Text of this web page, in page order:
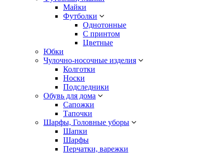
Майки
Футболки
Однотонные
С принтом
Цветные
Юбки
Чулочно-носочные изделия
Колготки
Носки
Подследники
Обувь для дома
Сапожки
Тапочки
Шарфы, Головные уборы
Шапки
Шарфы
Перчатки, варежки